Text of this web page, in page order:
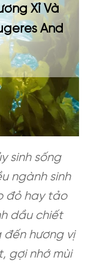
Xỉ Và
And
sinh sống
ngành sinh
đỏ hay tảo
dầu chiết
hương vị
gợi nhớ mùi